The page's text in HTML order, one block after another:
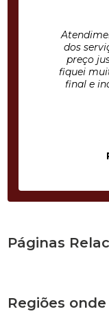
dos
preço
fiquei
final e
Páginas
Regiões